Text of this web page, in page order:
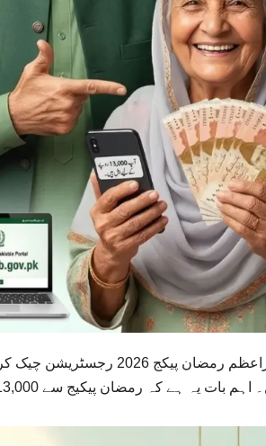
یہ ہے کہ رمضان پیکیج سے 13,000 رقم چیک کرنے اور رجسٹر کرنے کے لیے آج سے صرف 3 دن باقی ہیں، اس لیے جلد از جلد اپنی اہلیت چیک کریں۔